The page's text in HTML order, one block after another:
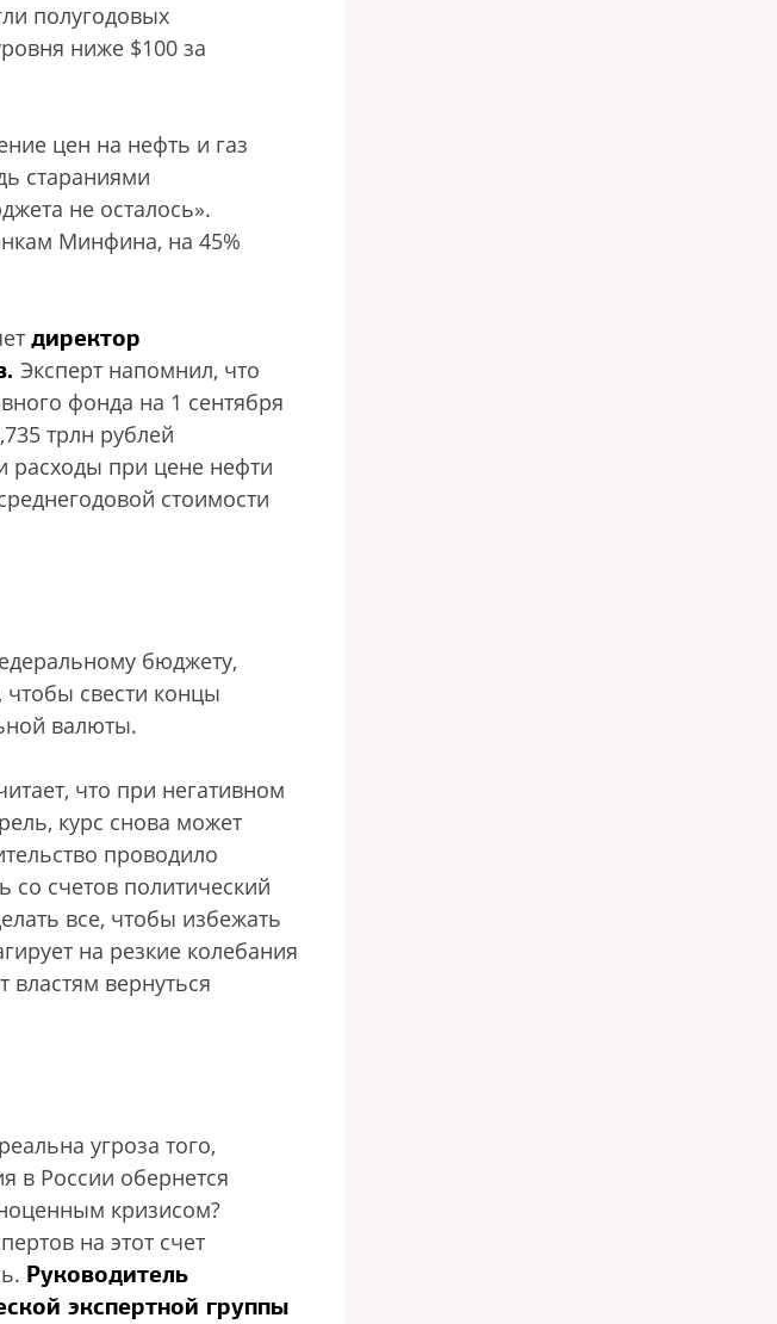
полугодовых
ниже $100 за
цен на нефть и газ
стараниями
не осталось».
Минфина, на 45%
директор
Эксперт напомнил, что
фонда на 1 сентября
трлн рублей
при цене нефти
стоимости
бюджету,
свести концы
валюты.
что при негативном
курс снова может
проводило
счетов политический
все, чтобы избежать
на резкие колебания
вернуться
угроза того,
в России обернется
кризисом?
на этот счет
Руководитель
экспертной группы